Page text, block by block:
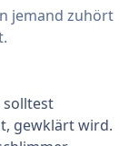
jemand zuhört
solltest
gewklärt wird.